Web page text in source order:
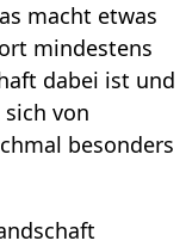
macht etwas
mindestens
dabei ist und
von
besonders